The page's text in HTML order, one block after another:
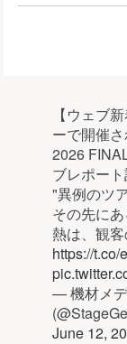
【ウェブ
ーで開催
2026
ブレポート
"異例のツ
その先に
熱は、観
https://
— 機材メデ
June 12,